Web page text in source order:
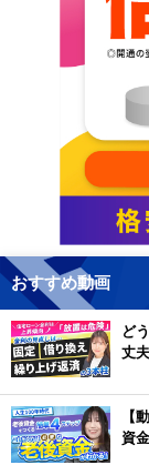
おすすめ動画
ど
丈
【
資